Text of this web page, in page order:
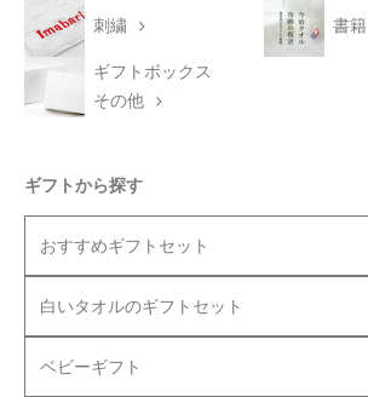
刺繍 書籍
ギフトボックス
その他
ギフトから探す
おすすめギフトセット
白いタオルのギフトセット
ベビーギフト